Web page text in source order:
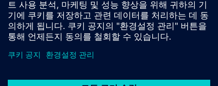
플로를 완전히 통합했어요.그 결과 제조 정확도 향상, 폐기
물 감소, 주문 제작 석고 보드 제품 배송 속도 향상.